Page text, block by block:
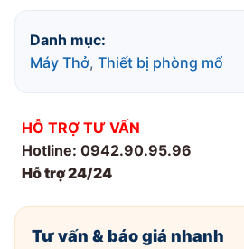
Danh mục:
Máy Thở, Thiết bị phòng mổ
HỖ TRỢ TƯ VẤN
Hotline: 0942.90.95.96
Hỗ trợ 24/24
Tư vấn & báo giá nhanh